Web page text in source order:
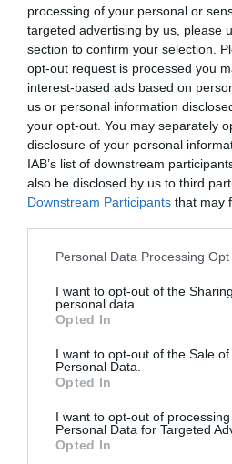
processing of your personal or
targeted advertising by us, please
section to confirm your selection.
opt-out request is processed you
interest-based ads based on
us or personal information
your opt-out. You may separately
disclosure of your personal
IAB’s list of downstream
also be disclosed by us to third
Downstream Participants that may
Personal Data Processing
I want to opt-out of the
personal data.
Opted In
I want to opt-out of the Sale of
Personal Data.
Opted In
I want to opt-out of
Personal Data for Targeted
Opted In
ΓΚΑΛΕΡΙ ΤΕΧΝΗΣ - ΑΙΘΟΥΣΕΣ ΤΕΧΝΗΣ
ΔΩΡΕΑΝ ΕΚΔΗΛΩΣΕΙΣ
ΦΩΤΟΓΡΑΦΙΑ
Newsletter
Κάθε βδομάδα στο e-mail σας
την Τέχνη και τον Πολιτισμό!
Ακολουθήστε το
Σχετικά